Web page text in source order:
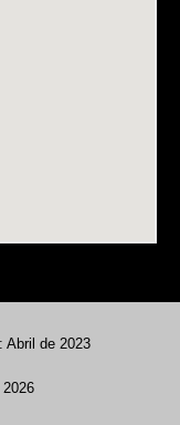
Abril de 2023